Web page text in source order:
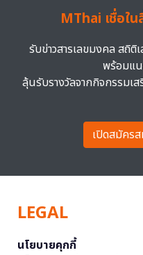
MThai เชื่อใ
รับข่าวสารเลขมงคล สถิติ
พร้อมแน
ลุ้นรับรางวัลจากกิจกรรมเ
เปิดสมัคร
LEGAL
นโยบายคุกกี้